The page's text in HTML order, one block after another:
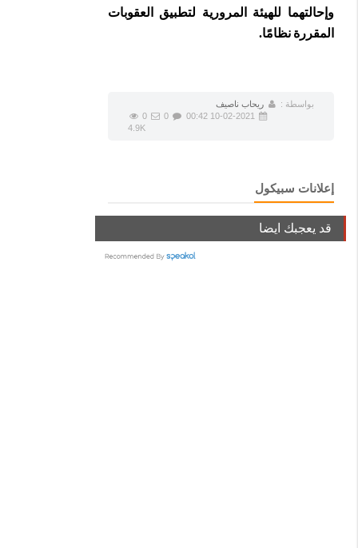
وإحالتهما للهيئة المرورية لتطبيق العقوبات
المقررة نظامًا.
بواسطة :
ريحاب ناصيف
0
4.9K
إعلانات سبيكول
قد يعجبك ايضا